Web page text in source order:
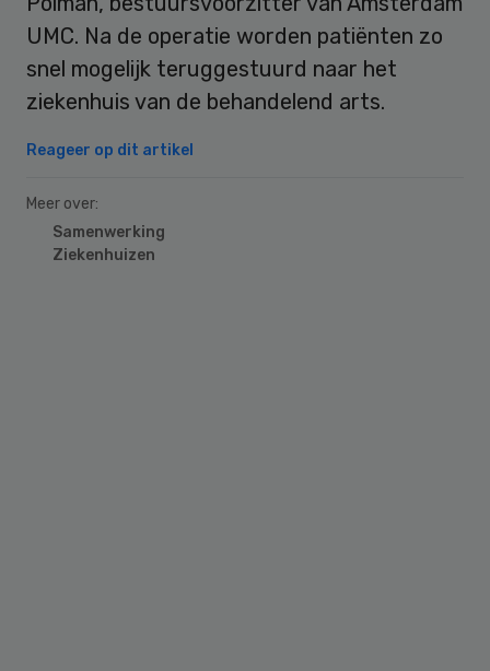
UMC. Na de operatie worden patiënten zo
snel mogelijk teruggestuurd naar het
ziekenhuis van de behandelend arts.
Reageer op dit artikel
Meer over:
Samenwerking
Ziekenhuizen